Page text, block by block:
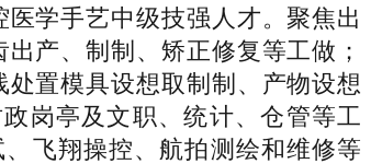
学手艺中级技强人才。聚焦出
产、制制、矫正修复等工做；
置模具设想取制制、产物设想
岗亭及文职、统计、仓管等工
飞翔操控、航拍测绘和维修等